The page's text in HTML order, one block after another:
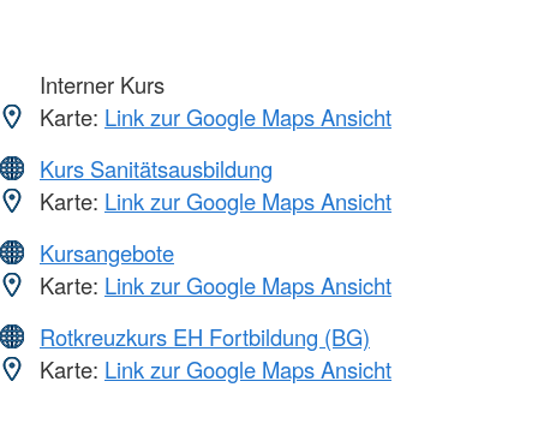
Interner Kurs
Karte: Link zur Google Maps Ansicht
Kurs Sanitätsausbildung
Karte: Link zur Google Maps Ansicht
Kursangebote
Karte: Link zur Google Maps Ansicht
Rotkreuzkurs EH Fortbildung (BG)
Karte: Link zur Google Maps Ansicht